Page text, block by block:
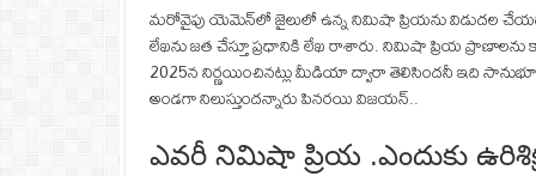
మరోవైపు యెమెన్‌లో జైలులో ఉన్న నిమిషా ప్రియను విడుదల
లేఖను జత చేస్తూ ప్రధానికి లేఖ రాశారు. నిమిషా ప్రియ
2025న నిర్ణయించినట్లు మీడియా ద్వారా తెలిసిందనీ ఇది
అండగా నిలుస్తుందన్నారు పినరయి విజయన్..
ఎవరీ నిమిషా ప్రియ .ఎందుకు